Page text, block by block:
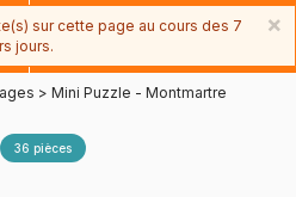
Paiement en 4x sans frais
avec Paypal
> Mini Puzzle - Montmartre
36 pièces
×
sur cette page au cours des 7
jours.